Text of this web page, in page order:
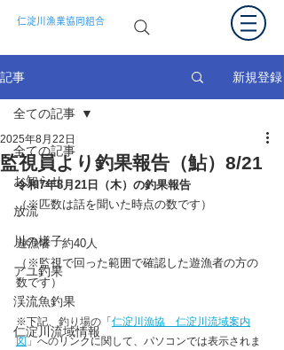
仁淀川漁業協同組合
記事 新規登録
全ての記事
お知らせ
放流
川の様子
アユ釣果
渓流魚釣果
仁淀川流域情報
全ての記事
監視員より釣果報告（鮎）8/21
2025年8月22日
令和7年8月21 日（木）の釣果報告
（※匹数は話を聞いた時点の数です）
遊漁者　約40人
（※監視で回った範囲で確認した遊漁者の方の
数です）
※下記、 釣り場の 「 仁淀川漁協　仁淀川流域案内
図」へのリンクに関して、パソコンでは表示されま